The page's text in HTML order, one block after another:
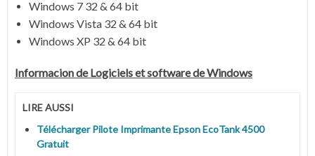
Windows 7 32 & 64 bit
Windows Vista 32 & 64 bit
Windows XP 32 & 64 bit
Informacion de Logiciels et software de Windows
LIRE AUSSI
Télécharger Pilote Imprimante Epson EcoTank 4500
Gratuit